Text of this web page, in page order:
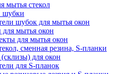
мытья стекол
шубки
шубок для мытья окон
мытья окон
для мытья окон
сменная резина, S-планки
для окон
для S-планок